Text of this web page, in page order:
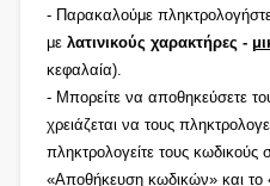
- Παρακαλούμε
με λατινικούς χαρακτήρες -
κεφαλαία).
- Μπορείτε να αποθηκεύσετε
χρειάζεται να τους
πληκτρολογείτε τους κωδικούς
«Αποθήκευση κωδικών» και το